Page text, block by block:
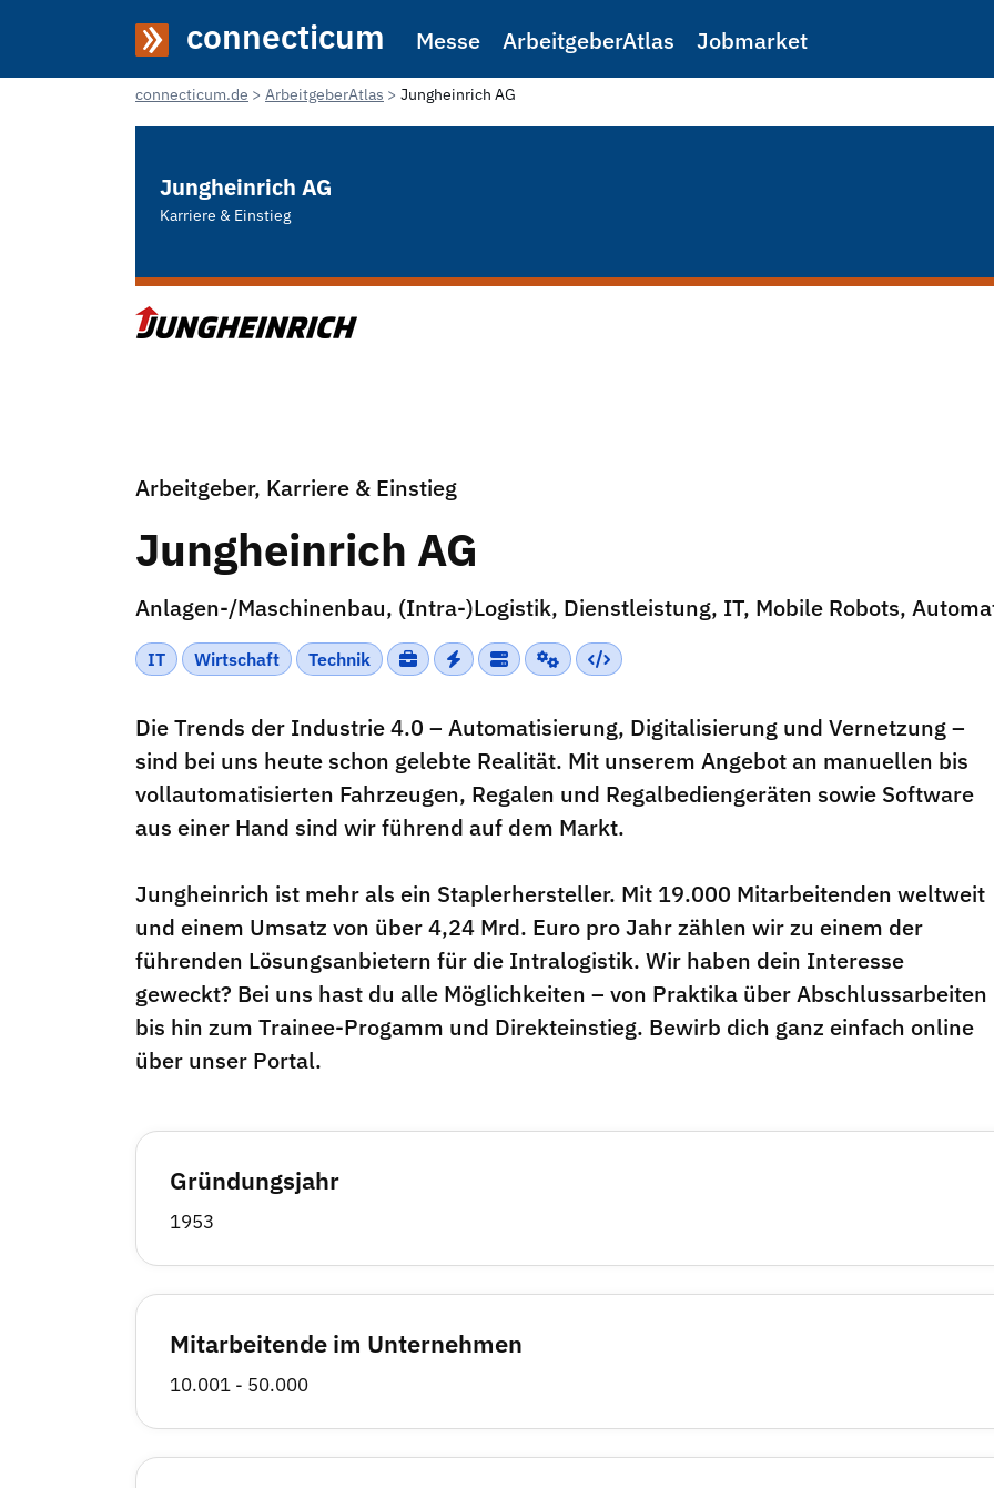
connecticum Messe ArbeitgeberAtlas Jobmarket
connecticum.de ArbeitgeberAtlas Jungheinrich AG
Jungheinrich AG
Karriere & Einstieg
Arbeitgeber, Karriere & Einstieg
Jungheinrich AG
Anlagen-/Maschinenbau, (Intra-)Logistik, Dienstleistung, IT, Mobile Robots,
IT Wirtschaft Technik
Die Trends der Industrie 4.0 – Automatisierung, Digitalisierung und Vernetzung –
sind bei uns heute schon gelebte Realität. Mit unserem Angebot an manuellen bis
vollautomatisierten Fahrzeugen, Regalen und Regalbediengeräten sowie Software
aus einer Hand sind wir führend auf dem Markt.
Jungheinrich ist mehr als ein Staplerhersteller. Mit 19.000 Mitarbeitenden weltweit
und einem Umsatz von über 4,24 Mrd. Euro pro Jahr zählen wir zu einem der
führenden Lösungsanbietern für die Intralogistik. Wir haben dein Interesse
geweckt? Bei uns hast du alle Möglichkeiten – von Praktika über Abschlussarbeiten
bis hin zum Trainee-Progamm und Direkteinstieg. Bewirb dich ganz einfach online
über unser Portal.
Gründungsjahr
1953
Mitarbeitende im Unternehmen
10.001 - 50.000